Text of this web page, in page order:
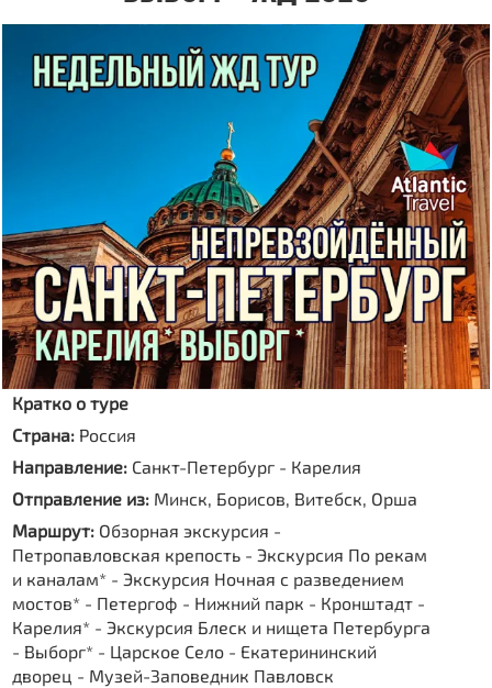
Кратко о туре
Страна: Россия
Направление: Санкт-Петербург - Карелия
Отправление из: Минск, Борисов, Витебск, Орша
Маршрут: Обзорная экскурсия -
Петропавловская крепость - Экскурсия По рекам
и каналам* - Экскурсия Ночная с разведением
мостов* - Петергоф - Нижний парк - Кронштадт -
Карелия* - Экскурсия Блеск и нищета Петербурга
- Выборг* - Царское Село - Екатерининский
дворец - Музей-Заповедник Павловск